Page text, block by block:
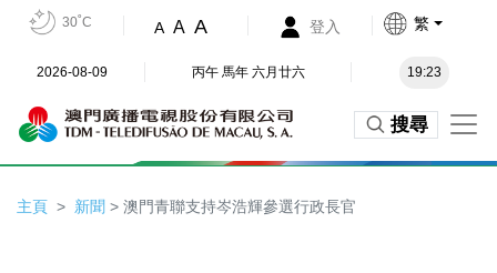
30˚C A A A 登入 繁
2026-08-09 丙午 馬年 六月廿六 19:23
搜尋
主頁 新聞 > 澳門青聯支持岑浩輝參選行政長官